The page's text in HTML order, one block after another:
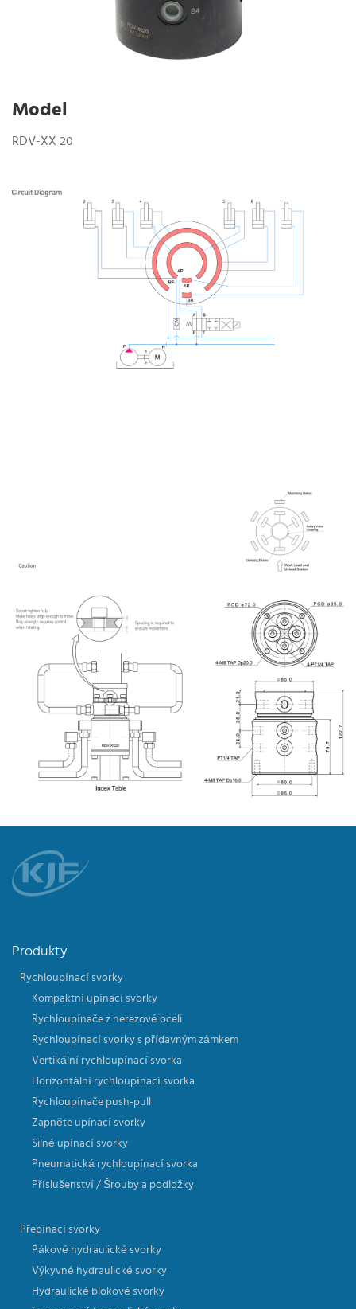
Model
RDV-XX 20
Produkty
Rychloupínací svorky
Kompaktní upínací svorky
Rychloupínače z nerezové oceli
Rychloupínací svorky s přídavným zámkem
Vertikální rychloupínací svorka
Horizontální rychloupínací svorka
Rychloupínače push-pull
Zapněte upínací svorky
Silné upínací svorky
Pneumatická rychloupínací svorka
Příslušenství / Šrouby a podložky
Přepínací svorky
Pákové hydraulické svorky
Výkyvné hydraulické svorky
Hydraulické blokové svorky